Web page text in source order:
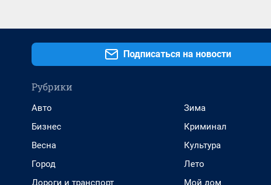
Подписаться на новости
Рубрики
Авто
Бизнес
Весна
Город
Дороги и транспорт
Зима
Криминал
Культура
Лето
Мой дом